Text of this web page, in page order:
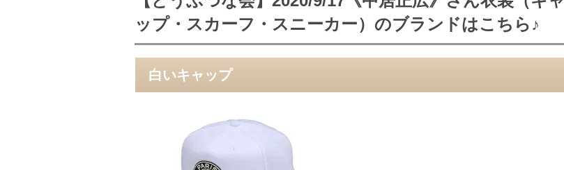
ップ・スカーフ・スニーカー）のブランドはこちら♪
白いキャップ